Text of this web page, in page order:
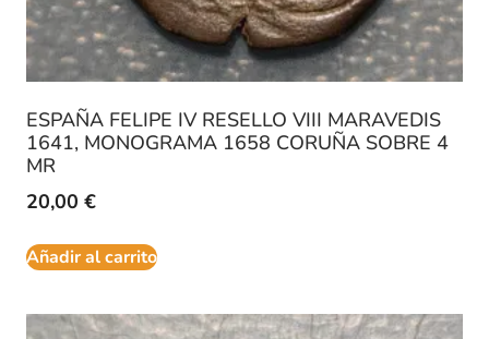
ESPAÑA FELIPE IV RESELLO VIII MARAVEDIS
1641, MONOGRAMA 1658 CORUÑA SOBRE 4
MR
20,00 €
Añadir al carrito